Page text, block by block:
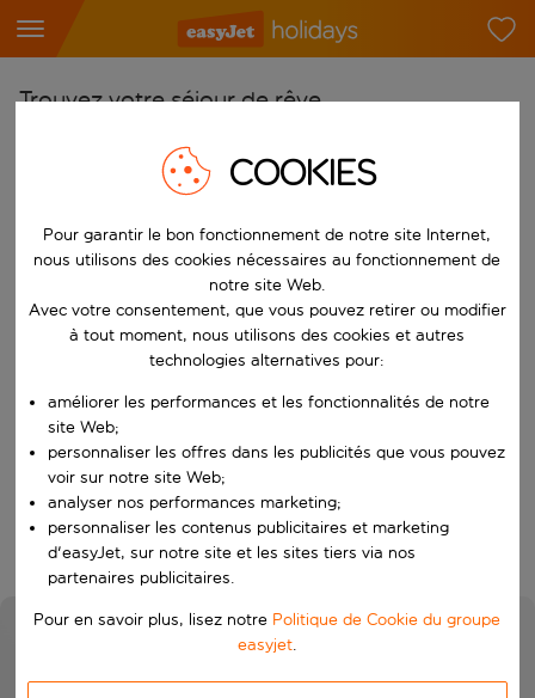
Trouvez votre séjour de rêve
Commencez à taper pour la saisie automatique. Lorsque les
Choisissez votre aéroport
Commencez à taper pour la saisie automatique. Lorsque les
Choisissez votre destination
Vers
Choisissez vos dates
Quand
Qui
Rechercher
COOKIES
Pour garantir le bon fonctionnement de notre site Internet,
nous utilisons des cookies nécessaires au fonctionnement de
notre site Web.
Avec votre consentement, que vous pouvez retirer ou modifier
à tout moment, nous utilisons des cookies et autres
technologies alternatives pour:
améliorer les performances et les fonctionnalités de notre
site Web;
personnaliser les offres dans les publicités que vous pouvez
voir sur notre site Web;
analyser nos performances marketing;
personnaliser les contenus publicitaires et marketing
d'easyJet, sur notre site et les sites tiers via nos
partenaires publicitaires.
Pour en savoir plus, lisez notre Politique de Cookie du groupe
easyjet.